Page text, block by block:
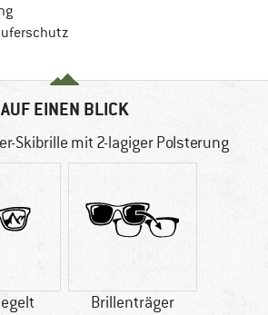
Finde die Zahlungs-Infos hier! Öffnet
AUF EINEN BLICK
Skibrille mit 2-lagiger Polsterung
Brillenträger